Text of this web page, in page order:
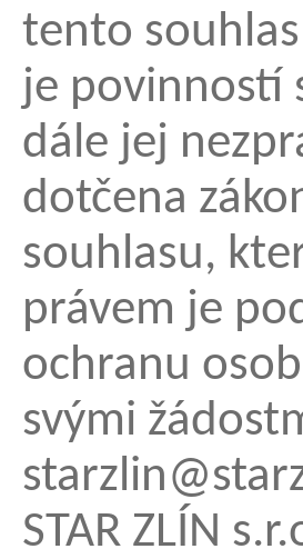
tento
je povinností
dále jej
dotčena
souhlasu,
právem je
ochranu
svými
STAR ZLÍN